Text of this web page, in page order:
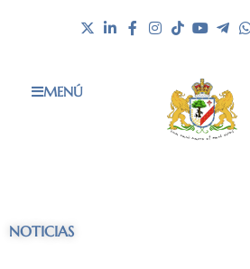
MENÚ
NOTICIAS